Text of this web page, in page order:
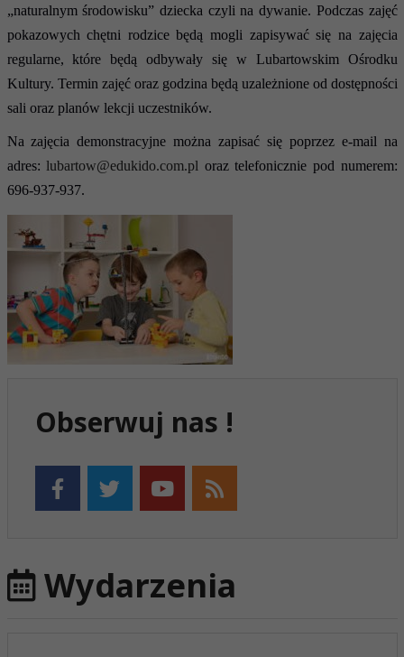
„naturalnym środowisku” dziecka czyli na dywanie. Podczas zajęć
pokazowych chętni rodzice będą mogli zapisywać się na zajęcia
regularne, które będą odbywały się w Lubartowskim Ośrodku
Kultury. Termin zajęć oraz godzina będą uzależnione od dostępności
sali oraz planów lekcji uczestników.
Na zajęcia demonstracyjne można zapisać się poprzez e-mail na
adres:lubartow@edukido.com.pl oraz telefonicznie pod numerem:
696-937-937.
Obserwuj nas !
Wydarzenia